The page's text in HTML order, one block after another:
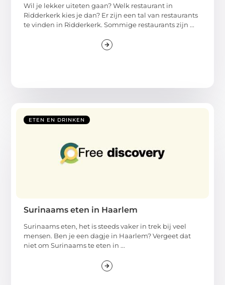
Wil je lekker uiteten gaan? Welk restaurant in
Ridderkerk kies je dan? Er zijn een tal van restaurants
te vinden in Ridderkerk. Sommige restaurants zijn ...
ETEN EN DRINKEN
Surinaams eten in Haarlem
Surinaams eten, het is steeds vaker in trek bij veel
mensen. Ben je een dagje in Haarlem? Vergeet dat
niet om Surinaams te eten in ...